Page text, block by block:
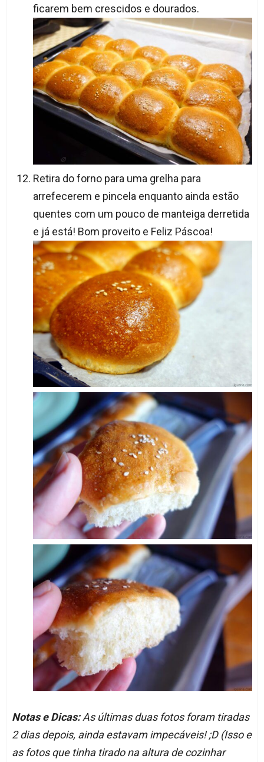
ficarem bem crescidos e dourados.
Retira do forno para uma grelha para
arrefecerem e pincela enquanto ainda estão
quentes com um pouco de manteiga derretida
e já está! Bom proveito e Feliz Páscoa!
Notas e Dicas:As últimas duas fotos foram tiradas
2 dias depois, ainda estavam impecáveis! ;D (Isso e
as fotos que tinha tirado na altura de cozinhar